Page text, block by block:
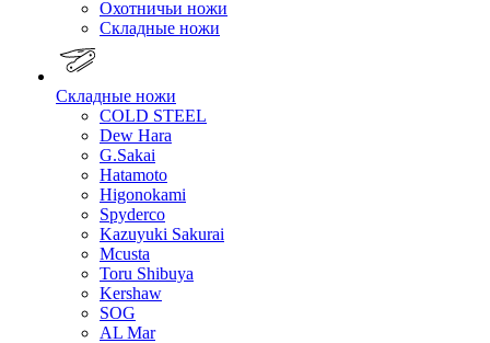
Охотничьи ножи
Складные ножи
Складные ножи
COLD STEEL
Dew Hara
G.Sakai
Hatamoto
Higonokami
Spyderco
Kazuyuki Sakurai
Mcusta
Toru Shibuya
Kershaw
SOG
AL Mar